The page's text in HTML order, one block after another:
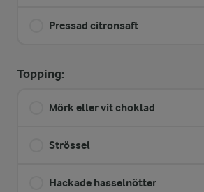
Pressad citronsaft
Topping:
Mörk eller vit choklad
Strössel
Hackade hasselnötter